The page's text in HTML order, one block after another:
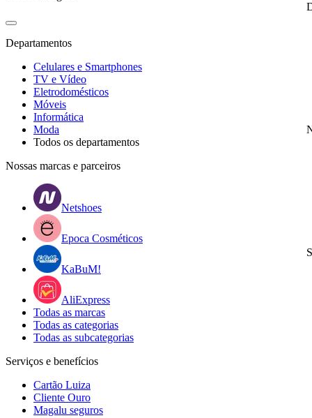
Departamentos
Celulares e Smartphones
TV e Vídeo
Eletrodomésticos
Móveis
Informática
Moda
Todos os departamentos
Nossas marcas e parceiros
Netshoes
Epoca Cosméticos
KaBuM!
AliExpress
Todas as marcas
Todas as categorias
Todas as subcategorias
Serviços e benefícios
Cartão Luiza
Cliente Ouro
Magalu seguros